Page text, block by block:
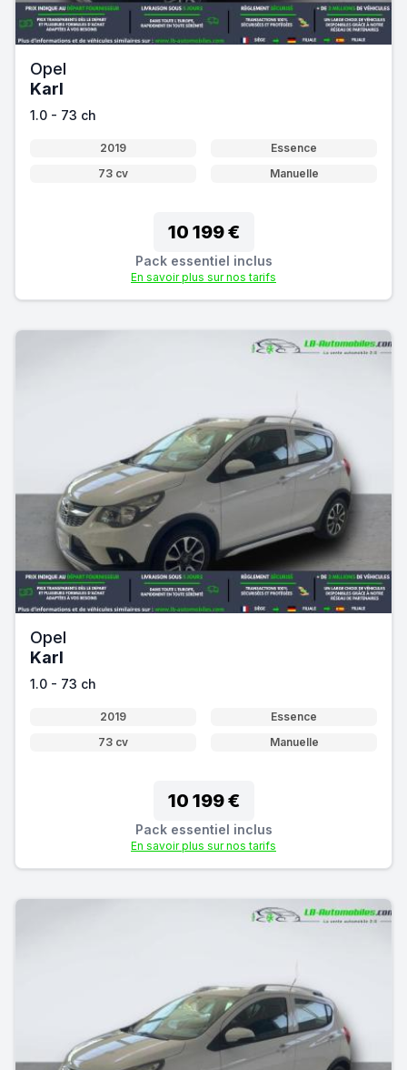
Opel
Karl
1.0 - 73 ch
2019
Essence
73 cv
Manuelle
10 199 €
Pack essentiel inclus
En savoir plus sur nos tarifs
Opel
Karl
1.0 - 73 ch
2019
Essence
73 cv
Manuelle
10 199 €
Pack essentiel inclus
En savoir plus sur nos tarifs